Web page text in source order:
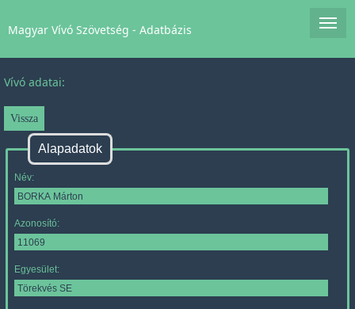
Magyar Vívó Szövetség - Adatbázis
Vívó adatai:
Alapadatok
Név:
Azonosító:
Egyesület: